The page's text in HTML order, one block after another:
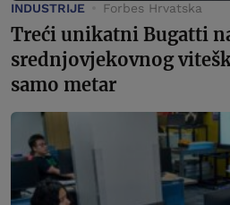
INDUSTRIJE Forbes Hrvatska
Treći unikatni Bugatti
srednjovjekovnog
samo metar